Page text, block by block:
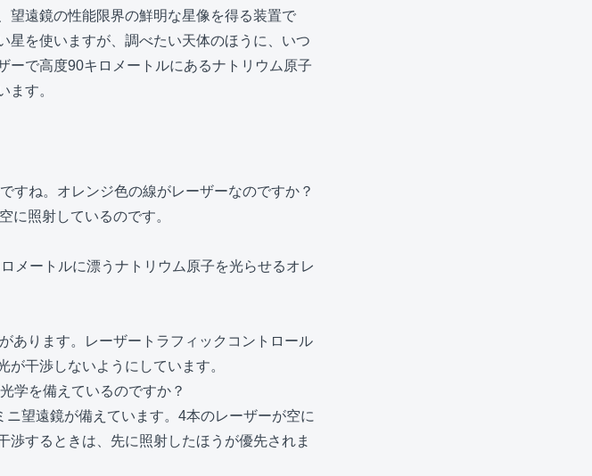
望遠鏡の性能限界の鮮明な星像を得る装置で
星を使いますが、調べたい天体のほうに、いつ
ーで高度90キロメートルにあるナトリウム原子
ます。
すね。オレンジ色の線がレーザーなのですか？
に照射しているのです。
メートルに漂うナトリウム原子を光らせるオレ
あります。レーザートラフィックコントロール
干渉しないようにしています。
学を備えているのですか？
望遠鏡が備えています。4本のレーザーが空に
するときは、先に照射したほうが優先されま